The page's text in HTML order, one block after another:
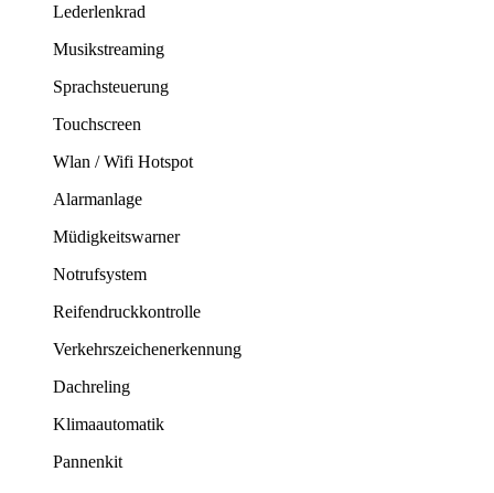
Lederlenkrad
Musikstreaming
Sprachsteuerung
Touchscreen
Wlan / Wifi Hotspot
Alarmanlage
Müdigkeitswarner
Notrufsystem
Reifendruckkontrolle
Verkehrszeichenerkennung
Dachreling
Klimaautomatik
Pannenkit